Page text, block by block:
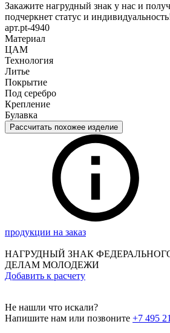
Закажите нагрудный знак у нас и
подчеркнет статус и
арт.pt-4940
Материал
ЦАМ
Технология
Литье
Покрытие
Под серебро
Крепление
Булавка
Рассчитать похожее изделие
продукции на заказ
НАГРУДНЫЙ ЗНАК
ДЕЛАМ МОЛОДЕЖИ
Добавить к расчету
Не нашли что искали?
Напишите нам или позвоните +7 495